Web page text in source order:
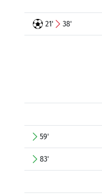
21' 38'
59'
83'